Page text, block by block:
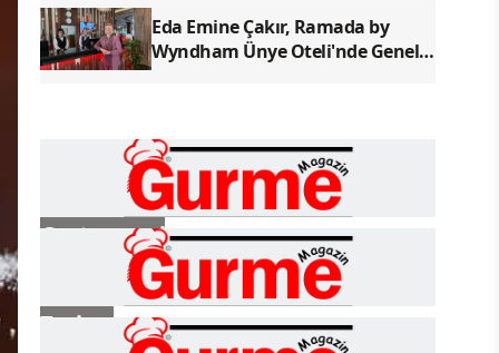
Eda Emine Çakır, Ramada by
Wyndham Ünye Oteli'nde Genel
Gastronomi
Turizm